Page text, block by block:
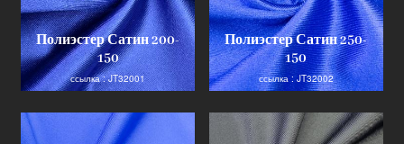
Полиэстер Сатин 200-
150
ссылка : JT32001
Полиэстер Сатин 250-
150
ссылка : JT32002